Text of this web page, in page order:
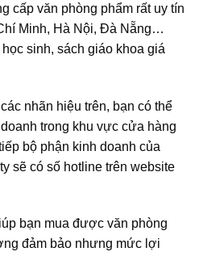
cấp văn phòng phẩm rất uy tín
Minh, Hà Nội, Đà Nẵng…
sinh, sách giáo khoa giá
nhãn hiệu trên, bạn có thể
trong khu vực cửa hàng
bộ phận kinh doanh của
sẽ có số hotline trên website
bạn mua được văn phòng
đảm bảo nhưng mức lợi